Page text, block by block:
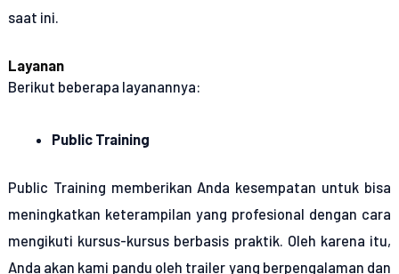
saat ini.
Layanan
Berikut beberapa layanannya:
Public Training
Public Training memberikan Anda kesempatan untuk bisa
meningkatkan keterampilan yang profesional dengan cara
mengikuti kursus-kursus berbasis praktik. Oleh karena itu,
Anda akan kami pandu oleh trailer yang berpengalaman dan